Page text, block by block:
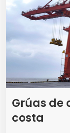
Grúas de
costa